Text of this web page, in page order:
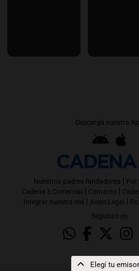
Elegí tu
Descargá nuestra
Nuestros padres fundadores | Por
Cadena 3 Comercial | Contacto |
Integrar nuestra red | Aviso Legal |
Seguinos en